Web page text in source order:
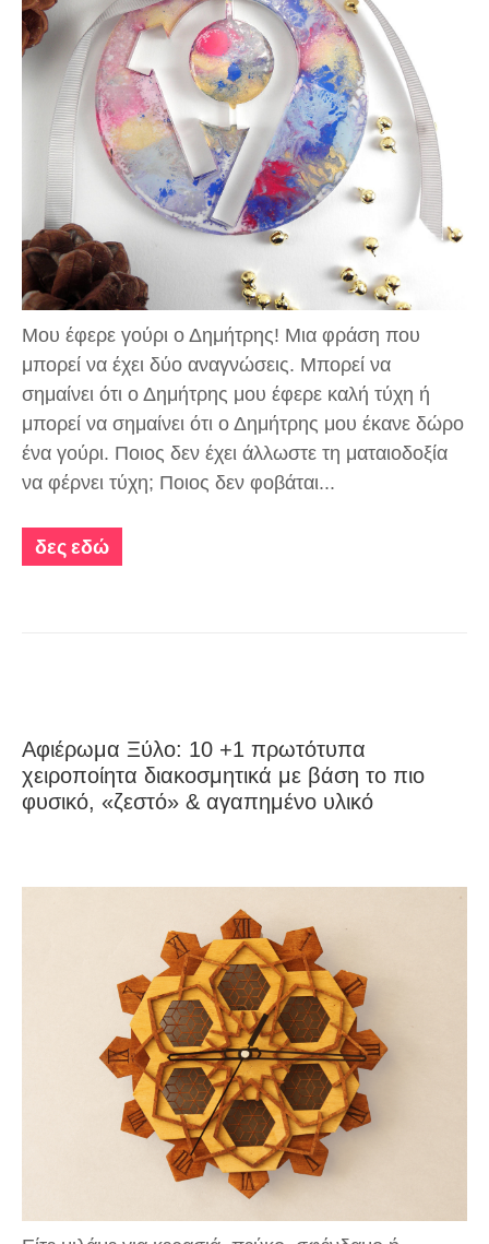
Μου έφερε γούρι ο Δημήτρης! Μια φράση που
μπορεί να έχει δύο αναγνώσεις. Μπορεί να
σημαίνει ότι ο Δημήτρης μου έφερε καλή τύχη ή
μπορεί να σημαίνει ότι ο Δημήτρης μου έκανε δώρο
ένα γούρι. Ποιος δεν έχει άλλωστε τη ματαιοδοξία
να φέρνει τύχη; Ποιος δεν φοβάται...
δες εδώ
Αφιέρωμα Ξύλο: 10 +1 πρωτότυπα
χειροποίητα διακοσμητικά με βάση το πιο
φυσικό, «ζεστό» & αγαπημένο υλικό